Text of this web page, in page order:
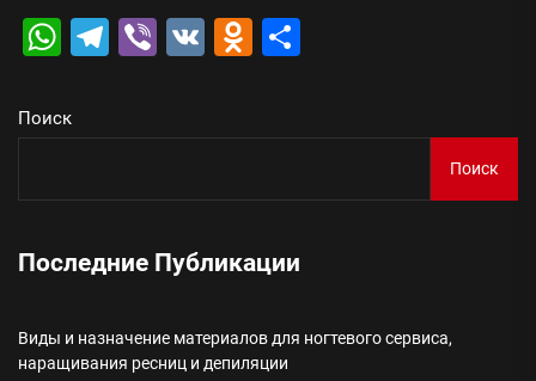
WhatsApp
Telegram
Viber
VK Odnoklassniki
Поиск
Поиск
Последние Публикации
Виды и назначение материалов для ногтевого сервиса,
наращивания ресниц и депиляции